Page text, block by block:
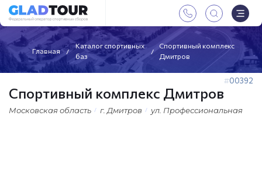
Главная
Каталог спортивных
баз
Спортивный комплекс
Дмитров
00392
Спортивный комплекс Дмитров
Московская область г. Дмитров ул. Профессиональная